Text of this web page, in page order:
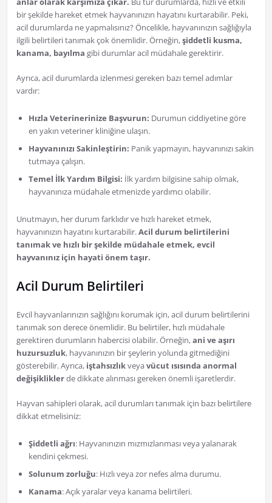
bir şekilde hareket etmek hayvanınızın hayatını kurtarabilir. Peki,
acil durumlarda ne yapmalısınız? Öncelikle, hayvanınızın sağlığıyla
ilgili belirtileri tanımak çok önemlidir. Örneğin,şiddetli kusma,
kanama, bayılma gibi durumlar acil müdahale gerektirir.
Ayrıca, acil durumlarda izlenmesi gereken bazı temel adımlar
vardır:
Hızla Veterinerinize Başvurun: Durumun ciddiyetine göre
en yakın veteriner kliniğine ulaşın.
Hayvanınızı Sakinleştirin: Panik yapmayın, hayvanınızı sakin
tutmaya çalışın.
Temel İlk Yardım Bilgisi: İlk yardım bilgisine sahip olmak,
hayvanınıza müdahale etmenizde yardımcı olabilir.
Unutmayın, her durum farklıdır ve hızlı hareket etmek,
hayvanınızın hayatını kurtarabilir.Acil durum belirtilerini
tanımak ve hızlı bir şekilde müdahale etmek, evcil
hayvanınız için hayati önem taşır.
Acil Durum Belirtileri
Evcil hayvanlarınızın sağlığını korumak için, acil durum belirtilerini
tanımak son derece önemlidir. Bu belirtiler, hızlı müdahale
gerektiren durumların habercisi olabilir. Örneğin,ani ve aşırı
huzursuzluk, hayvanınızın bir şeylerin yolunda gitmediğini
gösterebilir. Ayrıca, iştahsızlıkveyavücut ısısında anormal
değişikliklerde dikkate alınması gereken önemli işaretlerdir.
Hayvan sahipleri olarak, acil durumları tanımak için bazı belirtilere
dikkat etmelisiniz:
Şiddetli ağrı: Hayvanınızın mızmızlanması veya yalanarak
kendini çekmesi.
Solunum zorluğu: Hızlı veya zor nefes alma durumu.
Kanama: Açık yaralar veya kanama belirtileri.